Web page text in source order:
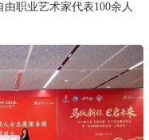
职业艺术家代表100余人